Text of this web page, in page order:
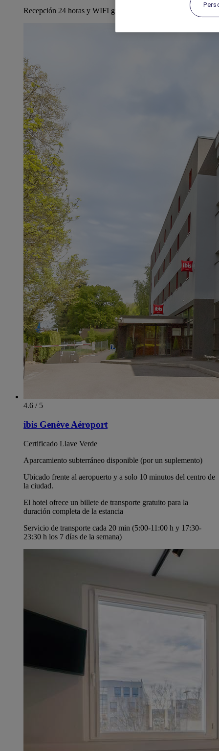
Recepción 24 horas y WIFI gratuito en todo el hotel
4.6 / 5
ibis Genève Aéroport
Certificado Llave Verde
Aparcamiento subterráneo disponible (por un suplemento)
Ubicado frente al aeropuerto y a solo 10 minutos del centro de
la ciudad.
El hotel ofrece un billete de transporte gratuito para la
duración completa de la estancia
Servicio de transporte cada 20 min (5:00-11:00 h y 17:30-
23:30 h los 7 días de la semana)